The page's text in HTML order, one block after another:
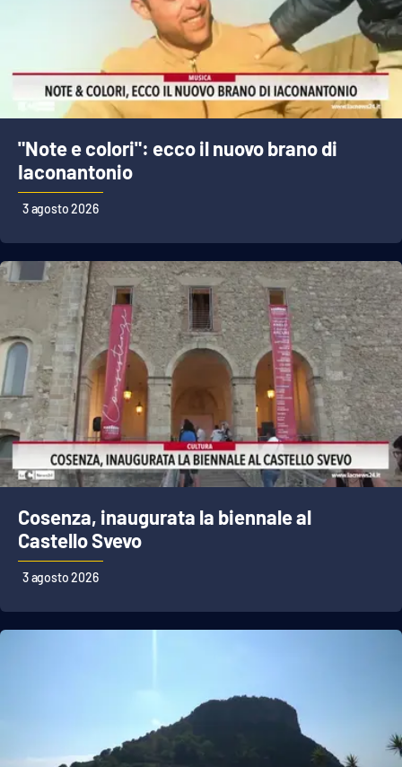
"Note e colori": ecco il nuovo brano di
Iaconantonio
3 agosto 2026
Cosenza, inaugurata la biennale al
Castello Svevo
3 agosto 2026